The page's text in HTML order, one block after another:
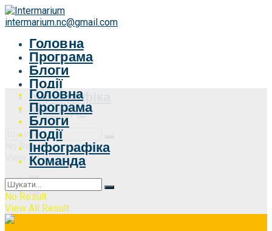
intermarium.nc@gmail.com
Головна
Програма
Блоги
Події
Інфографіка
Команда
No Result
View All Result
Головна
Програма
Блоги
Події
Інфографіка
Команда
No Result
View All Result